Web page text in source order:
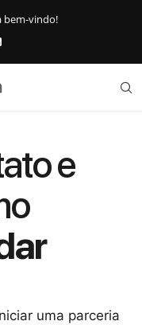
bem-vindo!
e
uma parceria